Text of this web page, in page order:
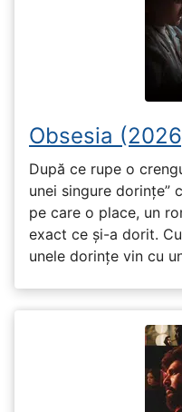
Obsesia
După ce rupe o
unei singure dorințe”
pe care o place, un
exact ce și-a dorit.
unele dorințe vin cu